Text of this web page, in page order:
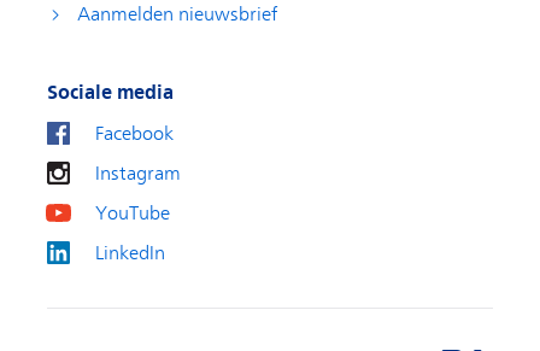
Aanmelden nieuwsbrief
Sociale media
Facebook
Instagram
YouTube
LinkedIn